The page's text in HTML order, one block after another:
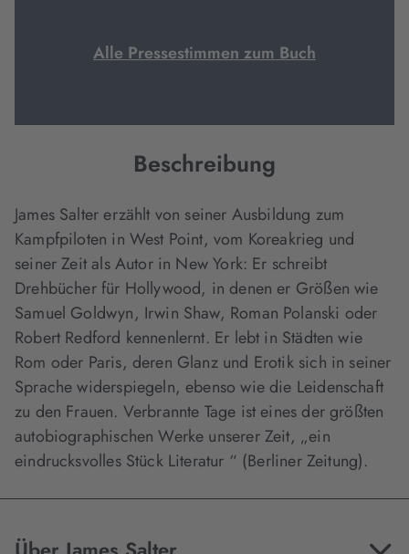
Alle Pressestimmen zum Buch
Beschreibung
James Salter erzählt von seiner Ausbildung zum
Kampfpiloten in West Point, vom Koreakrieg und
seiner Zeit als Autor in New York: Er schreibt
Drehbücher für Hollywood, in denen er Größen wie
Samuel Goldwyn, Irwin Shaw, Roman Polanski oder
Robert Redford kennenlernt. Er lebt in Städten wie
Rom oder Paris, deren Glanz und Erotik sich in seiner
Sprache widerspiegeln, ebenso wie die Leidenschaft
zu den Frauen. Verbrannte Tage ist eines der größten
autobiographischen Werke unserer Zeit, „ein
eindrucksvolles Stück Literatur “ (Berliner Zeitung).